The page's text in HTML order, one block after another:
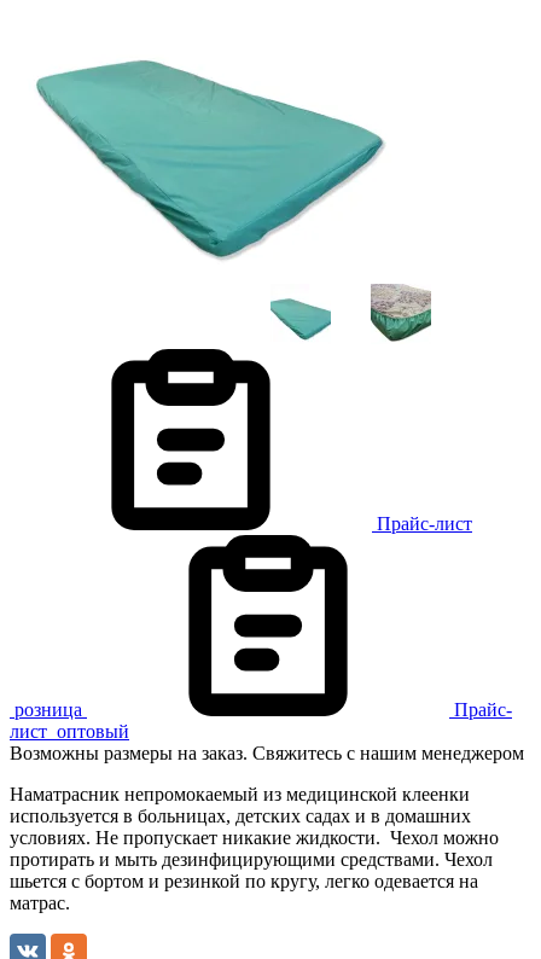
Прайс-лист
розница
Прайс-
лист оптовый
Возможны размеры на заказ. Свяжитесь с нашим менеджером
Наматрасник непромокаемый из медицинской клеенки
используется в больницах, детских садах и в домашних
условиях. Не пропускает никакие жидкости. Чехол можно
протирать и мыть дезинфицирующими средствами. Чехол
шьется с бортом и резинкой по кругу, легко одевается на
матрас.